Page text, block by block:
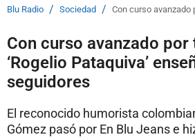
Blu Radio / Sociedad / Con curso avanzado
Con curso avanzado por
‘Rogelio Pataquiva’
seguidores
El reconocido humorista
Gómez pasó por En Blu Jeans e